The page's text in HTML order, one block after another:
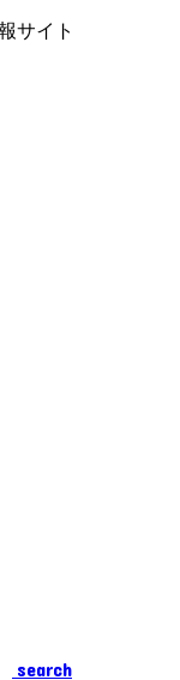
サイト
search